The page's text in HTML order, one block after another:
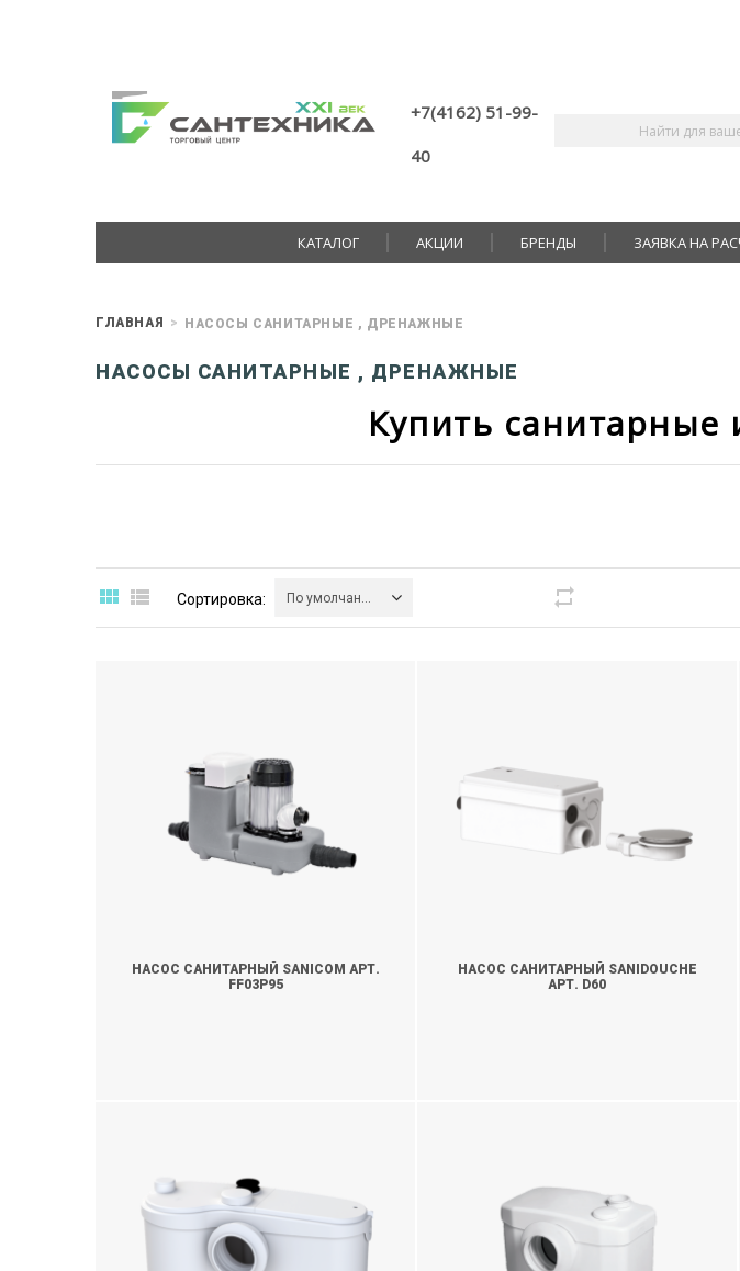
+7(4162) 51-99-
40
КАТАЛОГ АКЦИИ БРЕНДЫ ЗАЯВКА НА
ГЛАВНАЯ НАСОСЫ САНИТАРНЫЕ , ДРЕНАЖНЫЕ
НАСОСЫ САНИТАРНЫЕ , ДРЕНАЖНЫЕ
Купить
Сортировка: По умолчанию
НАСОС САНИТАРНЫЙ SANICOM АРТ.
FF03P95
НАСОС САНИТАРНЫЙ SANIDOUCHE
АРТ. D60